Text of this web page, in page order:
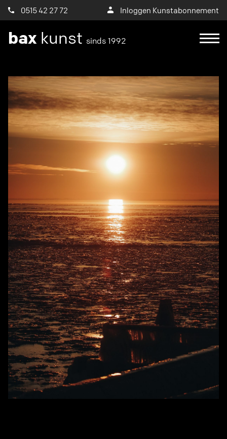
0515 42 27 72 Inloggen Kunstabonnement
bax kunst sinds 1992